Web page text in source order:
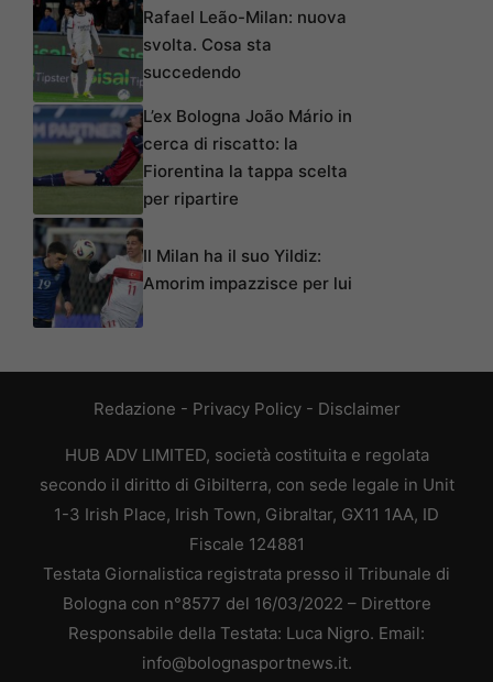
Rafael Leão-Milan: nuova
svolta. Cosa sta
succedendo
L’ex Bologna João Mário in
cerca di riscatto: la
Fiorentina la tappa scelta
per ripartire
Il Milan ha il suo Yildiz:
Amorim impazzisce per lui
Redazione - Privacy Policy- Disclaimer
HUB ADV LIMITED, società costituita e regolata
secondo il diritto di Gibilterra, con sede legale in Unit
1-3 Irish Place, Irish Town, Gibraltar, GX11 1AA, ID
Fiscale 124881
Testata Giornalistica registrata presso il Tribunale di
Bologna con n°8577 del 16/03/2022 – Direttore
Responsabile della Testata: Luca Nigro. Email:
info@bolognasportnews.it.